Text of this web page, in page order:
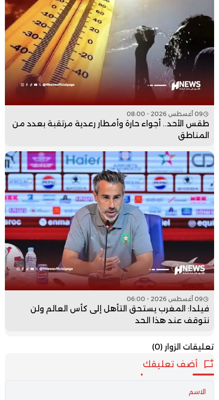
09 أغسطس 2026 - 08:00
طقس الأحد.. أجواء حارة وأمطار رعدية مرتقبة بعدد من
المناطق
09 أغسطس 2026 - 06:00
فيلدا: المغرب يستحق التأهل إلى كأس العالم ولن
نتوقف عند هذا الحد
تعليقات الزوار (0)
أضف تعليقك